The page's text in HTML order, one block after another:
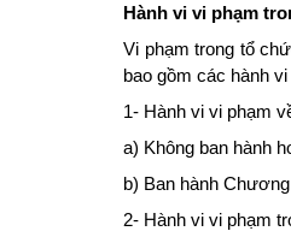
Hành vi vi phạm
Vi phạm trong tổ
bao gồm các hành
1- Hành vi vi phạm
a) Không ban hành
b) Ban hành
2- Hành vi vi phạm